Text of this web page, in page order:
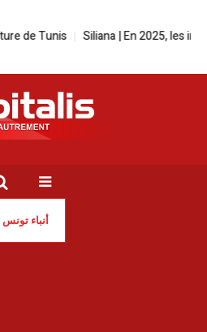
Siliana | En 2025, les incendies ont
أنباء تونس